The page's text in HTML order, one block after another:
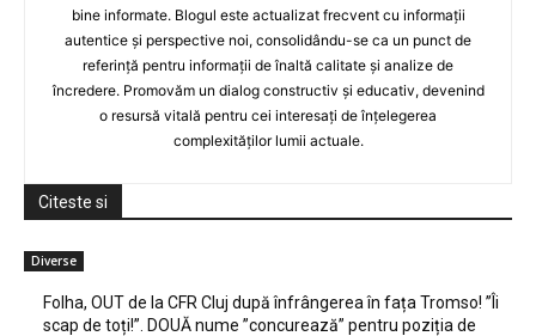
bine informate. Blogul este actualizat frecvent cu informații
autentice și perspective noi, consolidându-se ca un punct de
referință pentru informații de înaltă calitate și analize de
încredere. Promovăm un dialog constructiv și educativ, devenind
o resursă vitală pentru cei interesați de înțelegerea
complexităților lumii actuale.
Citeste si
Diverse
Folha, OUT de la CFR Cluj după înfrângerea în fața Tromso! ”Îi
scap de toți!”. DOUĂ nume ”concurează” pentru poziția de